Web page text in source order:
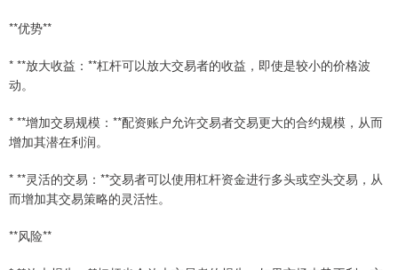
**优势**
* **放大收益：**杠杆可以放大交易者的收益，即使是较小的价格波
动。
* **增加交易规模：**配资账户允许交易者交易更大的合约规模，从而
增加其潜在利润。
* **灵活的交易：**交易者可以使用杠杆资金进行多头或空头交易，从
而增加其交易策略的灵活性。
**风险**